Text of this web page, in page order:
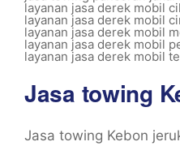
layanan jasa derek mobil
layanan jasa derek mobil
layanan jasa derek mobil
layanan jasa derek mobil
layanan jasa derek mobil
Jasa towing
Jasa towing Kebon